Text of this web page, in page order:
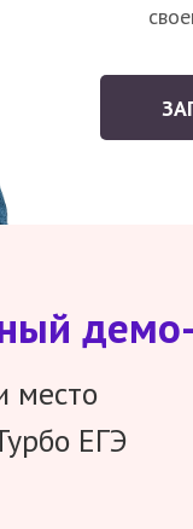
место
ЕГЭ